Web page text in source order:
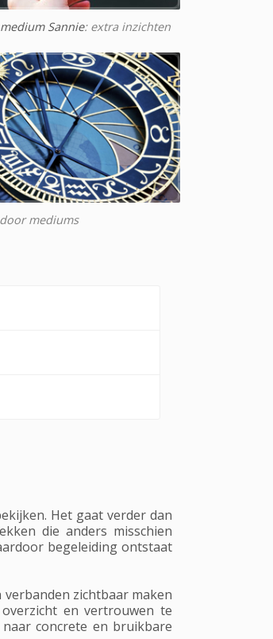
Sannie: extra inzichten
mediums
Het gaat verder dan
die anders misschien
begeleiding ontstaat
zichtbaar maken
en vertrouwen te
concrete en bruikbare